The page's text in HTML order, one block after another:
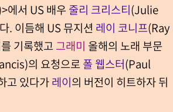
에서 US 배우 줄리 크리스티(Julie
. 이듬해 US 뮤지션 레이 코니프(Ray
기록했고 그래미 올해의 노래 부문
의 요청으로폴 웹스터(Paul
고 있다가레이의 버전이 히트하자 뒤